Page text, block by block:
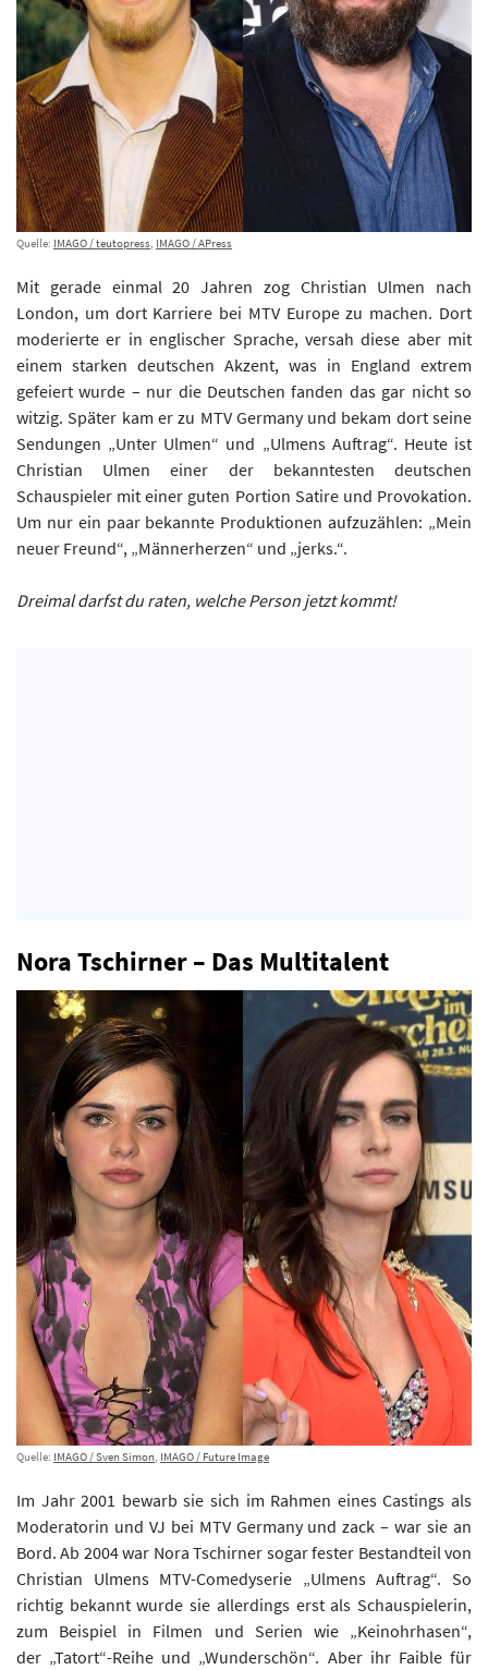
Quelle: IMAGO / teutopress, IMAGO / APress
Mit gerade einmal 20 Jahren zog Christian Ulmen nach
London, um dort Karriere bei MTV Europe zu machen. Dort
moderierte er in englischer Sprache, versah diese aber mit
einem starken deutschen Akzent, was in England extrem
gefeiert wurde – nur die Deutschen fanden das gar nicht so
witzig. Später kam er zu MTV Germany und bekam dort seine
Sendungen „Unter Ulmen“ und „Ulmens Auftrag“. Heute ist
Christian Ulmen einer der bekanntesten deutschen
Schauspieler mit einer guten Portion Satire und Provokation.
Um nur ein paar bekannte Produktionen aufzuzählen: „Mein
neuer Freund“, „Männerherzen“ und „jerks.“.
Dreimal darfst du raten, welche Person jetzt kommt!
Nora Tschirner – Das Multitalent
Quelle: IMAGO / Sven Simon, IMAGO / Future Image
Im Jahr 2001 bewarb sie sich im Rahmen eines Castings als
Moderatorin und VJ bei MTV Germany und zack – war sie an
Bord. Ab 2004 war Nora Tschirner sogar fester Bestandteil von
Christian Ulmens MTV-Comedyserie „Ulmens Auftrag“. So
richtig bekannt wurde sie allerdings erst als Schauspielerin,
zum Beispiel in Filmen und Serien wie „Keinohrhasen“,
der „Tatort“-Reihe und „Wunderschön“. Aber ihr Faible für